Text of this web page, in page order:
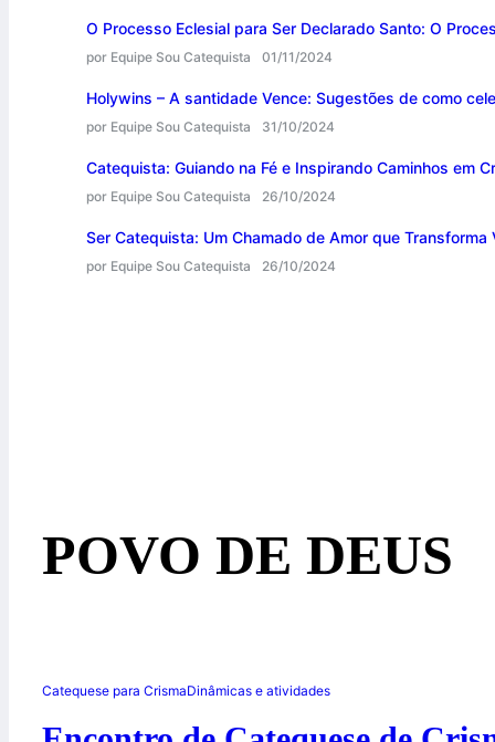
O Processo Eclesial para Ser Declarado Santo: O
por Equipe Sou Catequista 01/11/2024
Holywins – A santidade Vence: Sugestões de como
por Equipe Sou Catequista 31/10/2024
Catequista: Guiando na Fé e Inspirando Caminhos em
por Equipe Sou Catequista 26/10/2024
Ser Catequista: Um Chamado de Amor que Transforma
por Equipe Sou Catequista 26/10/2024
POVO DE DEUS
Catequese para CrismaDinâmicas e atividades